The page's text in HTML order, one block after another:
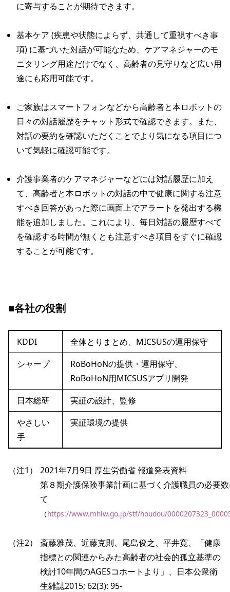
に寄与することが期待できます。
基本ケア (疾患や状態によらず、共通して重視すべき事
項) に基づいた対話が可能なため、ケアマネジャーのモ
ニタリング用途だけでなく、高齢者の見守りなど広い用
途にも応用可能です。
ご家族はスマートフォンなどから高齢者と本ロボットの
日々の対話履歴をチャット形式で確認できます。また、
対話の要約を確認いただくことでより気になる項目につ
いて気軽に確認可能です。
介護事業者のケアマネジャーなどには対話履歴に加え
て、高齢者と本ロボットの対話の中で健康に関する注意
すべき回答があった際に画面上でアラートを発出する機
能を追加しました。これにより、毎日対話の履歴すべて
を確認する時間が無くとも注意すべき項目をすぐに確認
することが可能です。
■各社の役割
KDDI
全体とりまとめ、MICSUSの運用保守
シャープ
RoBoHoNの提供・運用保守、
RoBoHoN用MICSUSアプリ開発
日本総研
実証の設計、監修
やさしい
手
実証環境の提供
（注1）
2021年7月9日 厚生労働省 報道発表資料
第８期介護保険事業計画に基づく介護職員の必要
て
（https://www.mhlw.go.jp/stf/houdou/
（注2）
斎藤雅茂、近藤克則、尾島俊之、平井寛、「健康
指標との関連からみた高齢者の社会的孤立基準の
検討10年間のAGESコホートより」、日本公衆衛
生雑誌2015; 62(3): 95-